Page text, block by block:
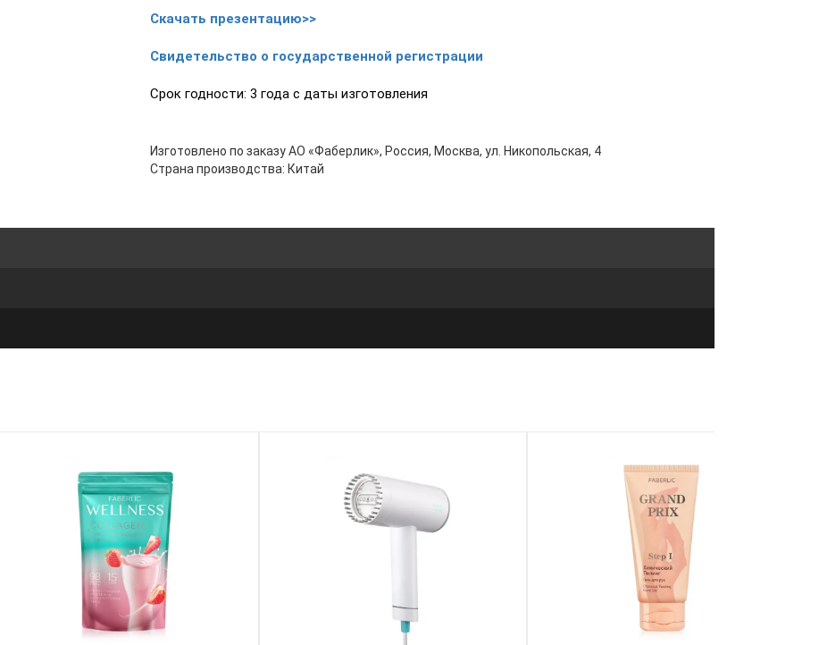
Скачать презентацию>>
Свидетельство о государственной регистрации
Срок годности: 3 года с даты изготовления
Изготовлено по заказу АО «Фаберлик», Россия, Москва, ул. Никопольская, 4
Страна производства: Китай